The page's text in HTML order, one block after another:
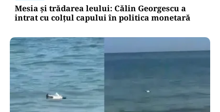
Mesia și trădarea leului: Călin Georgescu a
intrat cu colțul capului în politica monetară